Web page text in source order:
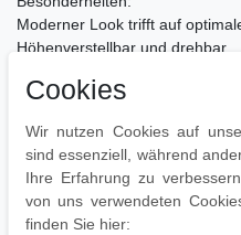
Moderner Look trifft auf
Höhenverstellbar und drehbar
Leichte Verschmutzung mit
Oberflächen nur mit
Zur Reinigung empfehlen wir
angefeuchtetes Baumwolltuch
Cookies
Wir nutzen Cookies auf
sind essenziell, während
Ihre Erfahrung zu
von uns verwendeten
finden Sie hier: